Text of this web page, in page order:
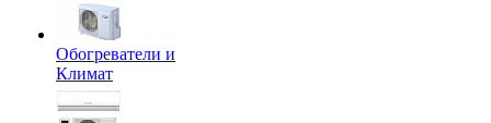
Обогреватели и
Климат